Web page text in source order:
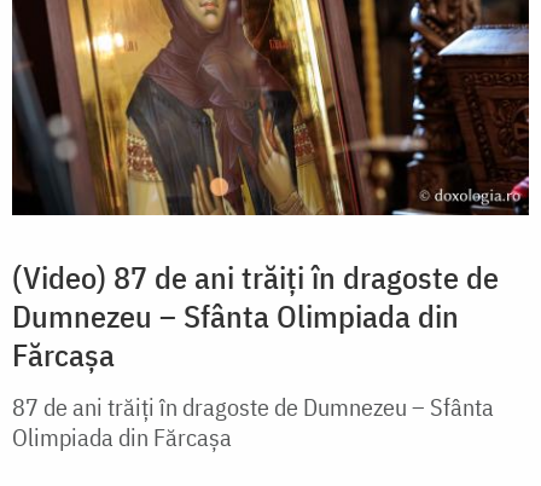
(Video) 87 de ani trăiți în dragoste de
Dumnezeu – Sfânta Olimpiada din
Fărcașa
87 de ani trăiți în dragoste de Dumnezeu – Sfânta
Olimpiada din Fărcașa